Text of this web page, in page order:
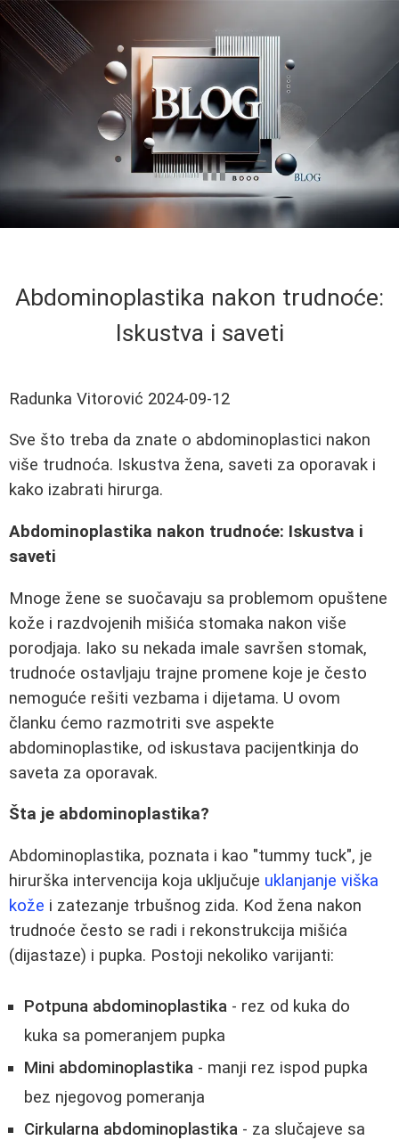
Abdominoplastika nakon trudnoće:
Iskustva i saveti
Radunka Vitorović 2024-09-12
Sve što treba da znate o abdominoplastici nakon
više trudnoća. Iskustva žena, saveti za oporavak i
kako izabrati hirurga.
Abdominoplastika nakon trudnoće: Iskustva i
saveti
Mnoge žene se suočavaju sa problemom opuštene
kože i razdvojenih mišića stomaka nakon više
porodjaja. Iako su nekada imale savršen stomak,
trudnoće ostavljaju trajne promene koje je često
nemoguće rešiti vezbama i dijetama. U ovom
članku ćemo razmotriti sve aspekte
abdominoplastike, od iskustava pacijentkinja do
saveta za oporavak.
Šta je abdominoplastika?
Abdominoplastika, poznata i kao "tummy tuck", je
hirurška intervencija koja uključuje uklanjanje viška
kože i zatezanje trbušnog zida. Kod žena nakon
trudnoće često se radi i rekonstrukcija mišića
(dijastaze) i pupka. Postoji nekoliko varijanti:
Potpuna abdominoplastika - rez od kuka do
kuka sa pomeranjem pupka
Mini abdominoplastika - manji rez ispod pupka
bez njegovog pomeranja
Cirkularna abdominoplastika - za slučajeve sa